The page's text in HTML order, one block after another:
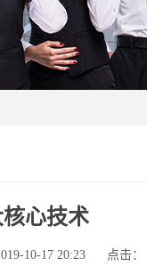
心技术
10-17 20:23 点击：